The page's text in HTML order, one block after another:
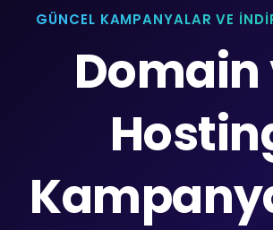
GÜNCEL KAMPANYALAR VE
Domain